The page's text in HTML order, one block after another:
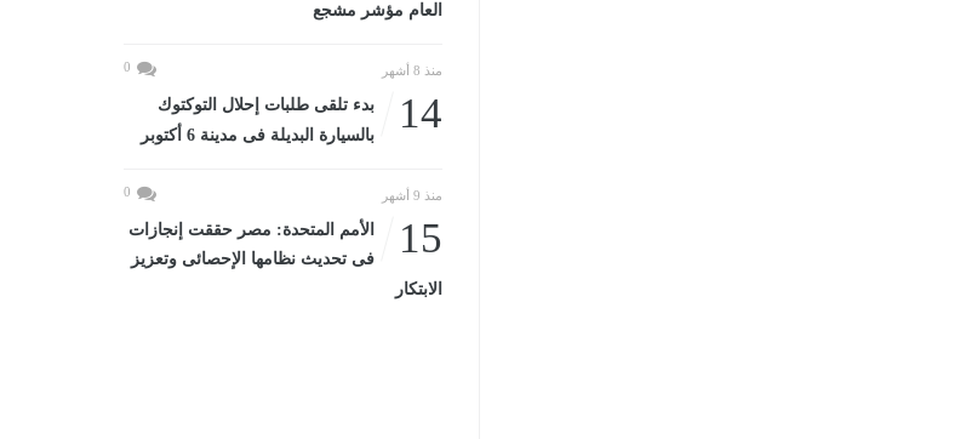
العام مؤشر مشجع
منذ 8 أشهر 0
14
بدء تلقى طلبات إحلال التوكتوك
بالسيارة البديلة فى مدينة 6 أكتوبر
منذ 9 أشهر 0
15
الأمم المتحدة: مصر حققت إنجازات
فى تحديث نظامها الإحصائى وتعزيز
الابتكار